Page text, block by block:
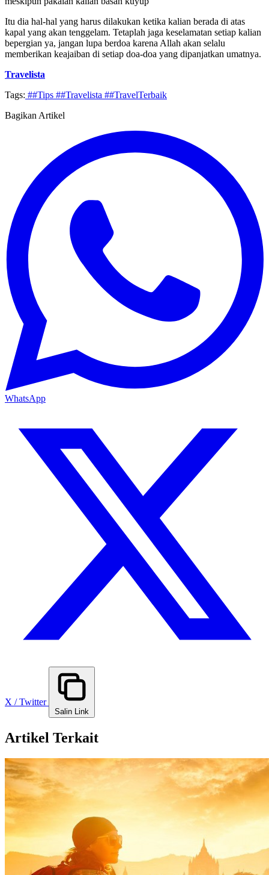
Itu dia hal-hal yang harus dilakukan ketika kalian berada di atas
kapal yang akan tenggelam. Tetaplah jaga keselamatan setiap kalian
bepergian ya, jangan lupa berdoa karena Allah akan selalu
memberikan keajaiban di setiap doa-doa yang dipanjatkan umatnya.
Travelista
Tags: ##Tips ##Travelista ##TravelTerbaik
Bagikan Artikel
WhatsApp
X / Twitter
Salin Link
Artikel Terkait